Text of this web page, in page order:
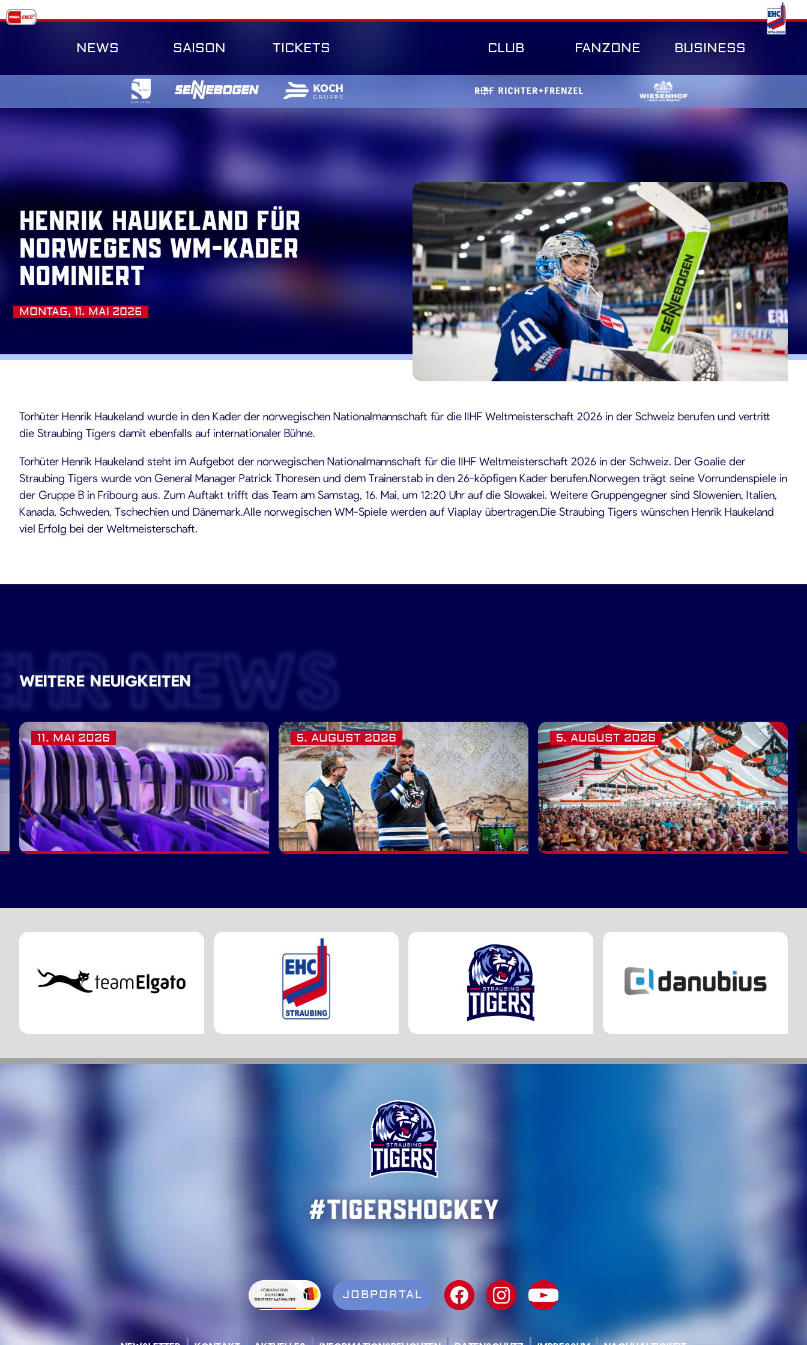
Skip
to
NEWS SAISON TICKETS CLUB FANZONE BUSINESS
Henrik Haukeland für
Norwegens WM-Kader
nominiert
MONTAG, 11. MAI 2026
Torhüter Henrik Haukeland wurde in den Kader der norwegischen Nationalmannschaft für die IIHF Weltmeisterschaft 2026 in der Schweiz berufen und vertritt
die Straubing Tigers damit ebenfalls auf internationaler Bühne.
Torhüter Henrik Haukeland steht im Aufgebot der norwegischen Nationalmannschaft für die IIHF Weltmeisterschaft 2026 in der Schweiz. Der Goalie der
Straubing Tigers wurde von General Manager Patrick Thoresen und dem Trainerstab in den 26-köpfigen Kader berufen.Norwegen trägt seine Vorrundenspiele in
der Gruppe B in Fribourg aus. Zum Auftakt trifft das Team am Samstag, 16. Mai, um 12:20 Uhr auf die Slowakei. Weitere Gruppengegner sind Slowenien, Italien,
Kanada, Schweden, Tschechien und Dänemark.Alle norwegischen WM-Spiele werden auf Viaplay übertragen.Die Straubing Tigers wünschen Henrik Haukeland
viel Erfolg bei der Weltmeisterschaft.
WEITERE NEUIGKEITENNEWS
5. AUGUST 2026 5. AUGUST 2026
11. MAI 2026
#TigersHockey
JOBPORTAL